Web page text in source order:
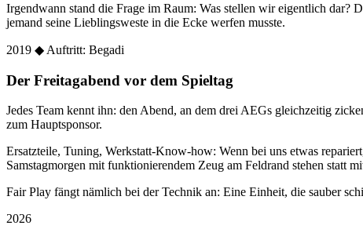
Irgendwann stand die Frage im Raum: Was stellen wir eigentlich
jemand seine Lieblingsweste in die Ecke werfen musste.
2019 ◆ Auftritt: Begadi
Der Freitagabend vor dem Spieltag
Jedes Team kennt ihn: den Abend, an dem drei AEGs gleichzeitig
zum Hauptsponsor.
Ersatzteile, Tuning, Werkstatt-Know-how: Wenn bei uns etwas
Samstagmorgen mit funktionierendem Zeug am Feldrand stehen statt
Fair Play fängt nämlich bei der Technik an: Eine Einheit, die sauber
2026